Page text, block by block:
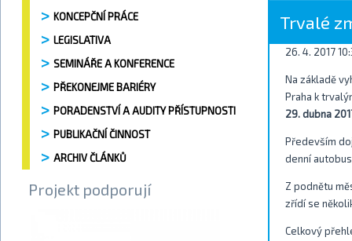
KONCEPČNÍ PRÁCE
LEGISLATIVA
SEMINÁŘE A KONFERENCE
PŘEKONEJME BARIÉRY
PORADENSTVÍ A AUDITY PŘÍSTUPNOSTI
PUBLIKAČNÍ ČINNOST
ARCHIV ČLÁNKŮ
Projekt podporují
Trvalé
26. 4. 2017
Na základě
Praha k
29. dubna
Především
denní
Z podnětu
zřídí se
Celkový